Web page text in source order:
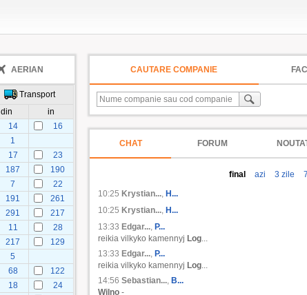
AERIAN
Transport
din
in
14
16
1
17
23
187
190
7
22
191
261
291
217
11
28
217
129
5
68
122
18
24
CAUTARE COMPANIE
CHAT FORUM
final azi 3 zile
10:25 Krystian..., H...
10:25 Krystian..., H...
13:33 Edgar..., P...
reikia vilkyko kamennyj Log...
13:33 Edgar..., P...
reikia vilkyko kamennyj Log...
14:56 Sebastian..., B...
Wilno-